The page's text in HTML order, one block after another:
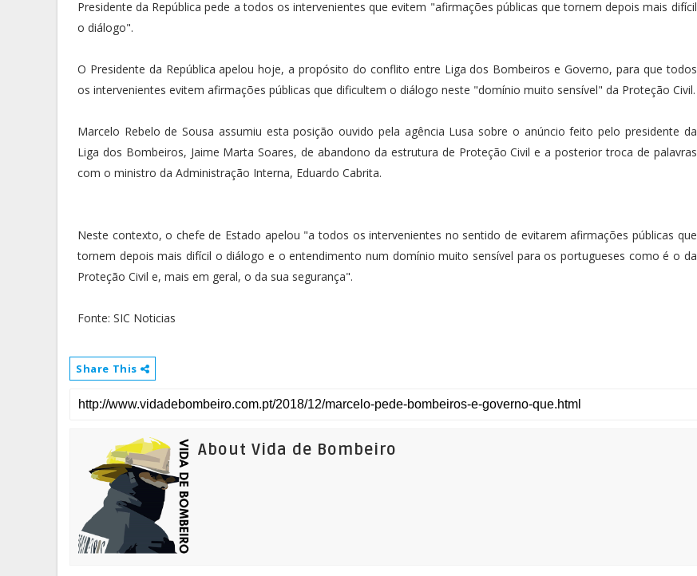
Presidente da República pede a todos os intervenientes que evitem "afirmações públicas que tornem depois mais difícil
o diálogo".
O Presidente da República apelou hoje, a propósito do conflito entre Liga dos Bombeiros e Governo, para que todos
os intervenientes evitem afirmações públicas que dificultem o diálogo neste "domínio muito sensível" da Proteção Civil.
Marcelo Rebelo de Sousa assumiu esta posição ouvido pela agência Lusa sobre o anúncio feito pelo presidente da
Liga dos Bombeiros, Jaime Marta Soares, de abandono da estrutura de Proteção Civil e a posterior troca de palavras
com o ministro da Administração Interna, Eduardo Cabrita.
Neste contexto, o chefe de Estado apelou "a todos os intervenientes no sentido de evitarem afirmações públicas que
tornem depois mais difícil o diálogo e o entendimento num domínio muito sensível para os portugueses como é o da
Proteção Civil e, mais em geral, o da sua segurança".
Fonte: SIC Noticias
Share This
About Vida de Bombeiro